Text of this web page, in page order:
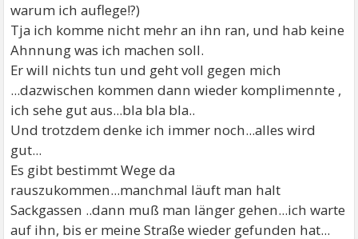
warum ich auflege!?)
Tja ich komme nicht mehr an ihn ran, und hab keine
Ahnnung was ich machen soll.
Er will nichts tun und geht voll gegen mich
...dazwischen kommen dann wieder komplimennte ,
ich sehe gut aus...bla bla bla..
Und trotzdem denke ich immer noch...alles wird
gut...
Es gibt bestimmt Wege da
rauszukommen...manchmal läuft man halt
Sackgassen ..dann muß man länger gehen...ich warte
auf ihn, bis er meine Straße wieder gefunden hat...